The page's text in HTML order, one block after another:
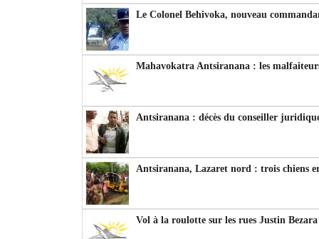
Le Colonel Behivoka, nouveau
Mahavokatra Antsiranana : les
Antsiranana : décès du conseiller
Antsiranana, Lazaret nord : trois chiens
Vol à la roulotte sur les rues Justin